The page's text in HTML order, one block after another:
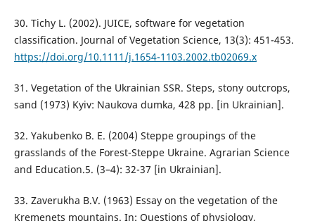
30. Tichy L. (2002). JUICE, software for vegetation
classification. Journal of Vegetation Science, 13(3): 451-453.
https://doi.org/10.1111/j.1654-1103.2002.tb02069.x
31. Vegetation of the Ukrainian SSR. Steps, stony outcrops,
sand (1973) Kyiv: Naukova dumka, 428 pp. [in Ukrainian].
32. Yakubenko B. E. (2004) Steppe groupings of the
grasslands of the Forest-Steppe Ukraine. Agrarian Science
and Education.5. (3–4): 32-37 [in Ukrainian].
33. Zaverukha B.V. (1963) Essay on the vegetation of the
Kremenets mountains. In: Questions of physiology,